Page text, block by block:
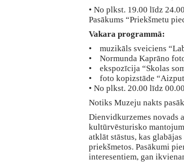
• No plkst. 19.00 līdz
Pasākums “Priekšmetu
Vakara programmā:
• muzikāls sveiciens
• Normunda Kaprāno
• ekspozīcija “Skolas
• foto kopizstāde
• No plkst. 20.00 līdz
Notiks Muzeju nakts
Dienvidkurzemes novads
kultūrvēsturisko
atklāt stāstus, kas
priekšmetos. Pasākumi
interesentiem, gan